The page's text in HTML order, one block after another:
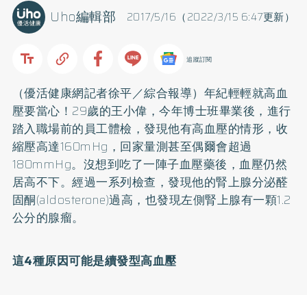
2017/5/16（2022/3/15 6:47更新）
Uho編輯部
追蹤訂閱
（優活健康網記者徐平／綜合報導）年紀輕輕就高血
壓要當心！29歲的王小偉，今年博士班畢業後，進行
踏入職場前的員工體檢，發現他有高血壓的情形，收
縮壓高達160mHg，回家量測甚至偶爾會超過
180mmHg。沒想到吃了一陣子血壓藥後，血壓仍然
居高不下。經過一系列檢查，發現他的腎上腺分泌醛
固酮(aldosterone)過高，也發現左側腎上腺有一顆1.2
公分的腺瘤。
這4種原因可能是續發型高血壓